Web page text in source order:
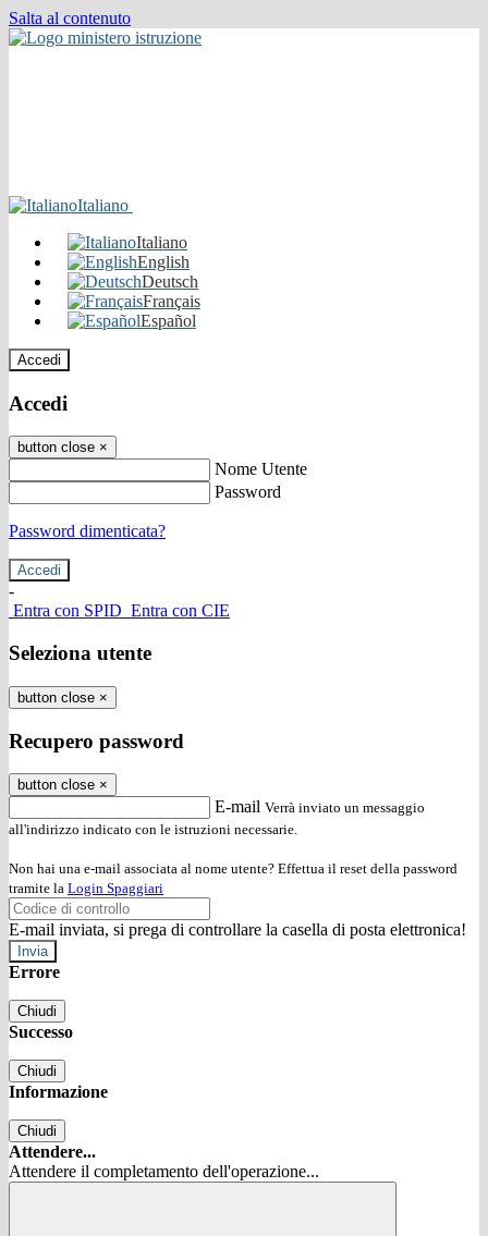
Salta al contenuto
Italiano
Italiano
English
Deutsch
Français
Español
Accedi
Accedi
button close ×
Nome Utente
Password
Password dimenticata?
-
Entra con SPID Entra con CIE
Seleziona utente
button close ×
Recupero password
button close ×
E-mail Verrà inviato un messaggio
all'indirizzo indicato con le istruzioni necessarie.
Non hai una e-mail associata al nome utente? Effettua il reset della password
tramite la Login Spaggiari
E-mail inviata, si prega di controllare la casella di posta elettronica!
Errore
Chiudi
Successo
Chiudi
Informazione
Chiudi
Attendere...
Attendere il completamento dell'operazione...